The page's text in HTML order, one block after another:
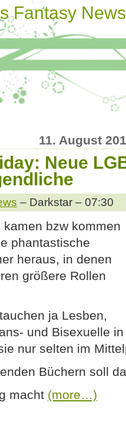
Fantasy News
11. August
Neue
– Darkstar – 07:30
kamen bzw kommen
phantastische
heraus, in denen
größere Rollen
ja Lesben,
und Bisexuelle
nur selten im
Büchern soll
macht (more…)